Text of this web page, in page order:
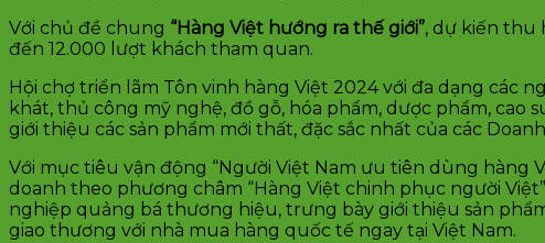
Với chủ đề chung “Hàng Việt hướng ra thế giới”, dự kiến thu
đến 12.000 lượt khách tham quan.
Hội chợ triển lãm Tôn vinh hàng Việt 2024 với đa dạng các
khát, thủ công mỹ nghệ, đồ gỗ, hóa phẩm, dược phẩm,
giới thiệu các sản phẩm mới thất, đặc sắc nhất của các
Với mục tiêu vận động “Người Việt Nam ưu tiên dùng
doanh theo phương châm “Hàng Việt chinh phục người
nghiệp quảng bá thương hiệu, trưng bày giới thiệu sản
giao thương với nhà mua hàng quốc tế ngay tại Việt Nam.